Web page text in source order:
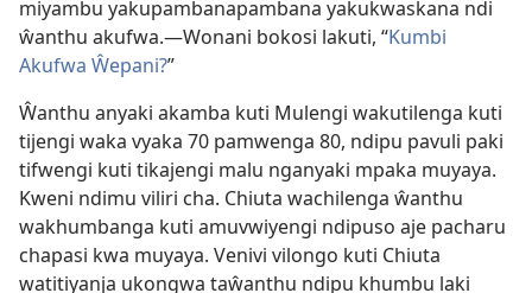
miyambu yakupambanapambana yakukwaskana ndi
ŵanthu akufwa.—Wonani bokosi lakuti, “Kumbi
Akufwa Ŵepani?”
Ŵanthu anyaki akamba kuti Mulengi wakutilenga kuti
tijengi waka vyaka 70 pamwenga 80, ndipu pavuli paki
tifwengi kuti tikajengi malu nganyaki mpaka muyaya.
Kweni ndimu viliri cha. Chiuta wachilenga ŵanthu
wakhumbanga kuti amuvwiyengi ndipuso aje pacharu
chapasi kwa muyaya. Venivi vilongo kuti Chiuta
watitiyanja ukongwa taŵanthu ndipu khumbu laki